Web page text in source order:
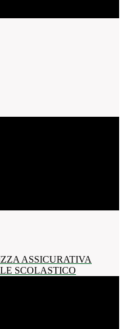
ASSICURATIVA
SCOLASTICO